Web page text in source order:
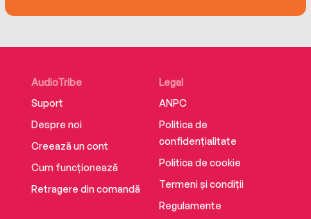
fight for free speech, Trigger Warning identifies
how unfettered freedom of expression, despite
the most important liberty of all.
AudioTribe
Suport
Despre noi
Creează un cont
Cum funcționează
Retragere din comandă
Legal
ANPC
Politica de
confidențialitate
Politica de cookie
Termeni și condiții
Regulamente